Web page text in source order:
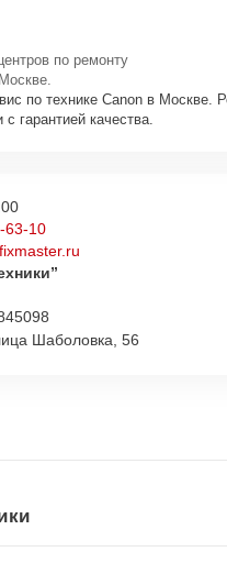
по ремонту
по технике Canon в Москве.
гарантией качества.
Шаболовка, 56
63-10